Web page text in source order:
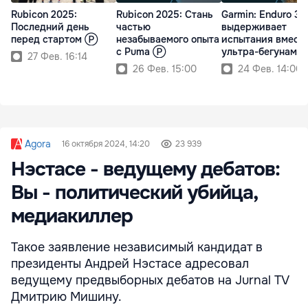
Rubicon 2025:
Последний день
перед стартом Ⓟ
27 Фев. 16:14
Rubicon 2025: Стань
частью
незабываемого опыта
с Puma Ⓟ
26 Фев. 15:00
Garmin: Enduro 3
выдерживает
испытания
ультра-
24 Фев. 14:00
Agora 16 октября 2024, 14:20 23 939
Нэстасе - ведущему дебатов:
Вы - политический убийца,
медиакиллер
Такое заявление независимый кандидат в
президенты Андрей Нэстасе адресовал
ведущему предвыборных дебатов на Jurnal TV
Дмитрию Мишину.